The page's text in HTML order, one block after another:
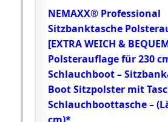
NEMAXX® Professional
Sitzbanktasche
[EXTRA WEICH &
Polsterauflage für 230
Schlauchboot –
Boot Sitzpolster mit
Schlauchboottasche –